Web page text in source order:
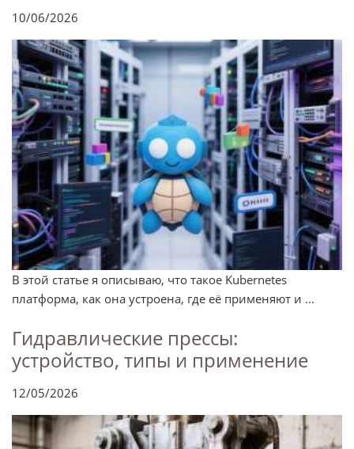
10/06/2026
В этой статье я описываю, что такое Kubernetes
платформа, как она устроена, где её применяют и ...
Гидравлические прессы:
устройство, типы и применение
12/05/2026